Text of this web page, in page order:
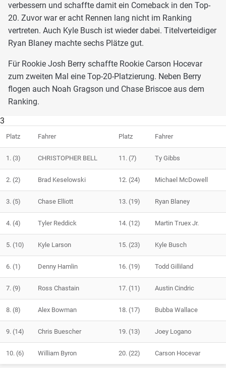
verbessern und schaffte damit ein Comeback in den Top-
20. Zuvor war er acht Rennen lang nicht im Ranking
vertreten. Auch Kyle Busch ist wieder dabei. Titelverteidiger
Ryan Blaney machte sechs Plätze gut.
Für Rookie Josh Berry schaffte Rookie Carson Hocevar
zum zweiten Mal eine Top-20-Platzierung. Neben Berry
flogen auch Noah Gragson und Chase Briscoe aus dem
Ranking.
3
Platz Fahrer Platz Fahrer
1. (3) CHRISTOPHER BELL 11. (7) Ty Gibbs
2. (2) Brad Keselowski 12. (24) Michael McDowell
3. (5) Chase Elliott 13. (19) Ryan Blaney
4. (4) Tyler Reddick 14. (12) Martin Truex Jr.
5. (10) Kyle Larson 15. (23) Kyle Busch
6. (1) Denny Hamlin 16. (19) Todd Gilliland
7. (9) Ross Chastain 17. (11) Austin Cindric
8. (8) Alex Bowman 18. (17) Bubba Wallace
9. (14) Chris Buescher 19. (13) Joey Logano
10. (6) William Byron 20. (22) Carson Hocevar